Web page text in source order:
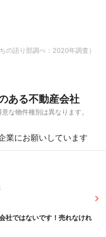
ちの語り部調べ：2020年調査）
ある不動産会社
な物件種別は異なります。
業にお願いしています
社ではないです！売れなけれ